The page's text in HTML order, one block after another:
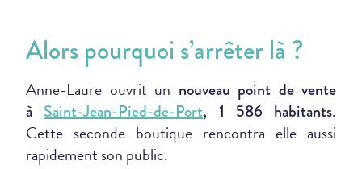
Alors pourquoi s’arrêter là ?
Anne-Laure ouvrit un nouveau point de vente
àSaint-Jean-Pied-de-Port, 1 586 habitants.
Cette seconde boutique rencontra elle aussi
rapidement son public.